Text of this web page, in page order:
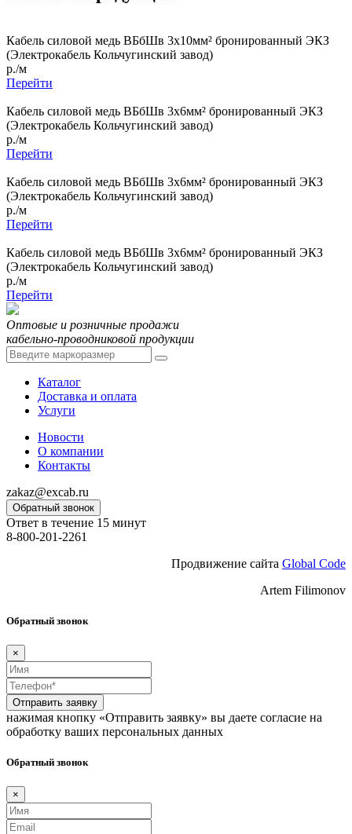
Кабель силовой медь ВБбШв 3x10мм² бронированный ЭКЗ
(Электрокабель Кольчугинский завод)
р./м
Перейти
Кабель силовой медь ВБбШв 3x6мм² бронированный ЭКЗ
(Электрокабель Кольчугинский завод)
р./м
Перейти
Кабель силовой медь ВБбШв 3x6мм² бронированный ЭКЗ
(Электрокабель Кольчугинский завод)
р./м
Перейти
Кабель силовой медь ВБбШв 3x6мм² бронированный ЭКЗ
(Электрокабель Кольчугинский завод)
р./м
Перейти
Оптовые и розничные продажи
кабельно-проводниковой продукции
Каталог
Доставка и оплата
Услуги
Новости
О компании
Контакты
zakaz@excab.ru
Обратный звонок
Ответ в течение 15 минут
8-800-201-2261
Продвижение сайта Global Code
Artem Filimonov
Обратный звонок
×
Отправить заявку
нажимая кнопку «Отправить заявку» вы даете согласие на
обработку ваших персональных данных
Обратный звонок
×